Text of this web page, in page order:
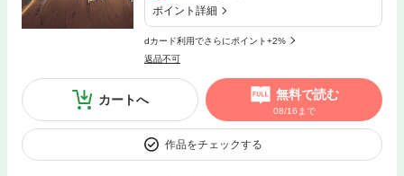
ポイント詳細
dカード利用でさらにポイント+2%
返品不可
カートへ 無料で読む
08/16まで
作品をチェックする